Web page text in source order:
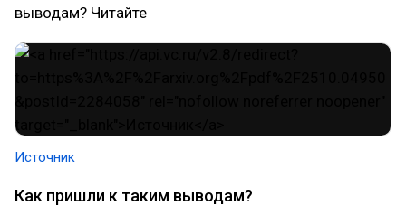
выводам? Читайте
Источник
Как пришли к таким выводам?